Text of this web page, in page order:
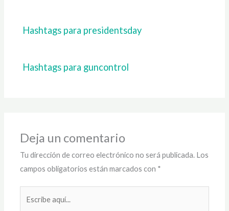
Hashtags para presidentsday
Hashtags para guncontrol
Deja un comentario
Tu dirección de correo electrónico no será publicada. Los
campos obligatorios están marcados con *